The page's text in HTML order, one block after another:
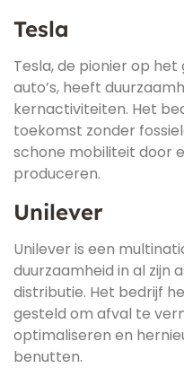
Tesla
Tesla, de pionier op
auto’s, heeft
kernactiviteiten. Het
toekomst zonder
schone mobiliteit door
produceren.
Unilever
Unilever is een
duurzaamheid in al zijn
distributie. Het bedrijf
gesteld om afval te
optimaliseren en
benutten.